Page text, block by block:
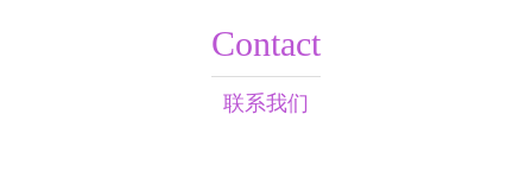
Contact
联系我们